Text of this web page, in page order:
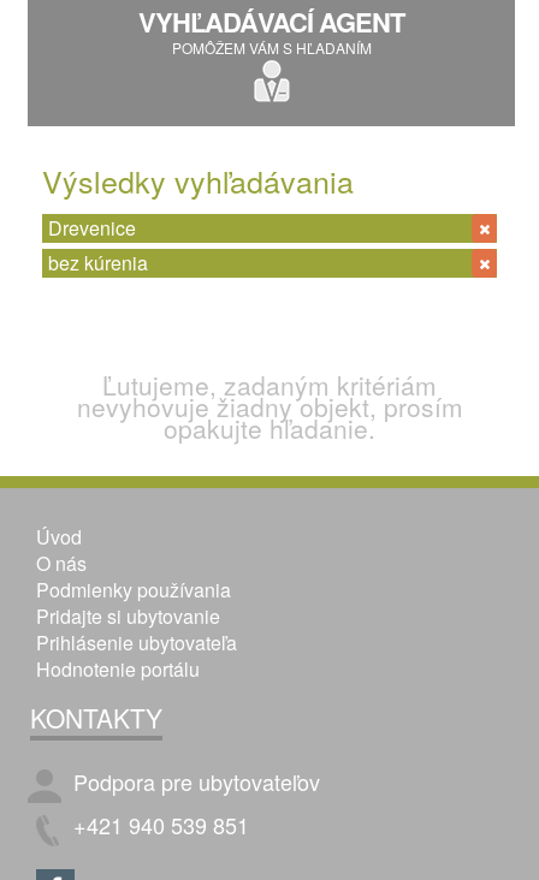
VYHĽADÁVACÍ AGENT
POMÔŽEM VÁM S HĽADANÍM
Výsledky vyhľadávania
Drevenice
bez kúrenia
Ľutujeme, zadaným kritériám
nevyhovuje žiadny objekt, prosím
opakujte hľadanie.
Úvod
O nás
Podmienky používania
Pridajte si ubytovanie
Prihlásenie ubytovateľa
Hodnotenie portálu
KONTAKTY
Podpora pre ubytovateľov
+421 940 539 851